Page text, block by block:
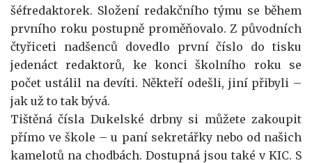
šéfredaktorek. Složení redakčního týmu se během
prvního roku postupně proměňovalo. Z původních
čtyřiceti nadšenců dovedlo první číslo do tisku
jedenáct redaktorů, ke konci školního roku se
počet ustálil na devíti. Někteří odešli, jiní přibyli –
jak už to tak bývá.
Tištěná čísla Dukelské drbny si můžete zakoupit
přímo ve škole – u paní sekretářky nebo od našich
kamelotů na chodbách. Dostupná jsou také v KIC. S